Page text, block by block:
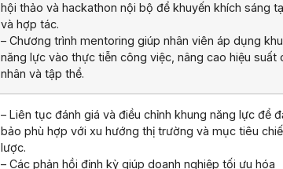
hội thảo và hackathon nội bộ để khuyến khích sáng
và hợp tác.
– Chương trình mentoring giúp nhân viên áp dụng
năng lực vào thực tiễn công việc, nâng cao hiệu suất
nhân và tập thể.
– Liên tục đánh giá và điều chỉnh khung năng lực để
bảo phù hợp với xu hướng thị trường và mục tiêu
lược.
– Các phản hồi định kỳ giúp doanh nghiệp tối ưu hóa